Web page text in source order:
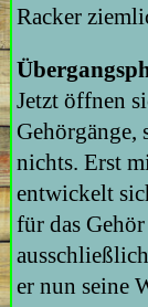
Racker
Jetzt öffnen
Gehörgänge,
nichts. Erst
entwickelt
für das
er nun seine